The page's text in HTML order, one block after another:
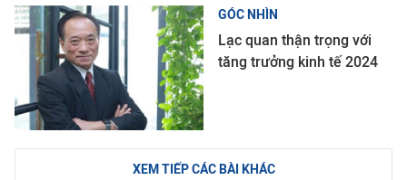
GÓC NHÌN
Lạc quan thận trọng với
tăng trưởng kinh tế 2024
XEM TIẾP CÁC BÀI KHÁC